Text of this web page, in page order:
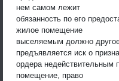
нем самом лежит
обязанность по его
жилое помещение
выселяемым должно
предъявляется иск о
ордера недействительным
помещение, право